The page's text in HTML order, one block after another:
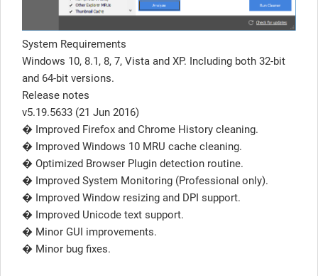
System Requirements
Windows 10, 8.1, 8, 7, Vista and XP. Including both 32-bit
and 64-bit versions.
Release notes
v5.19.5633 (21 Jun 2016)
� Improved Firefox and Chrome History cleaning.
� Improved Windows 10 MRU cache cleaning.
� Optimized Browser Plugin detection routine.
� Improved System Monitoring (Professional only).
� Improved Window resizing and DPI support.
� Improved Unicode text support.
� Minor GUI improvements.
� Minor bug fixes.